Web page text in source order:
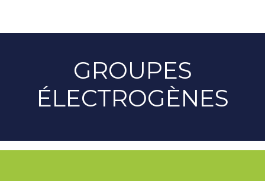
GROUPES
ÉLECTROGÈNES